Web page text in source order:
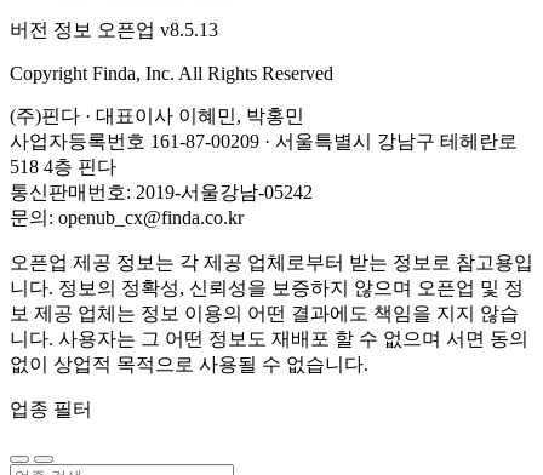
버전 정보 오픈업 v8.5.13
Copyright Finda, Inc. All Rights Reserved
(주)핀다 · 대표이사 이혜민, 박홍민
사업자등록번호 161-87-00209 · 서울특별시 강남구 테헤란로
518 4층 핀다
통신판매번호: 2019-서울강남-05242
문의: openub_cx@finda.co.kr
오픈업 제공 정보는 각 제공 업체로부터 받는 정보로 참고용입
니다. 정보의 정확성, 신뢰성을 보증하지 않으며 오픈업 및 정
보 제공 업체는 정보 이용의 어떤 결과에도 책임을 지지 않습
니다. 사용자는 그 어떤 정보도 재배포 할 수 없으며 서면 동의
없이 상업적 목적으로 사용될 수 없습니다.
업종 필터